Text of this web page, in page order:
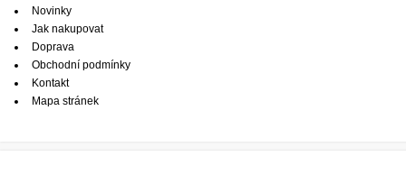
Novinky
Jak nakupovat
Doprava
Obchodní podmínky
Kontakt
Mapa stránek